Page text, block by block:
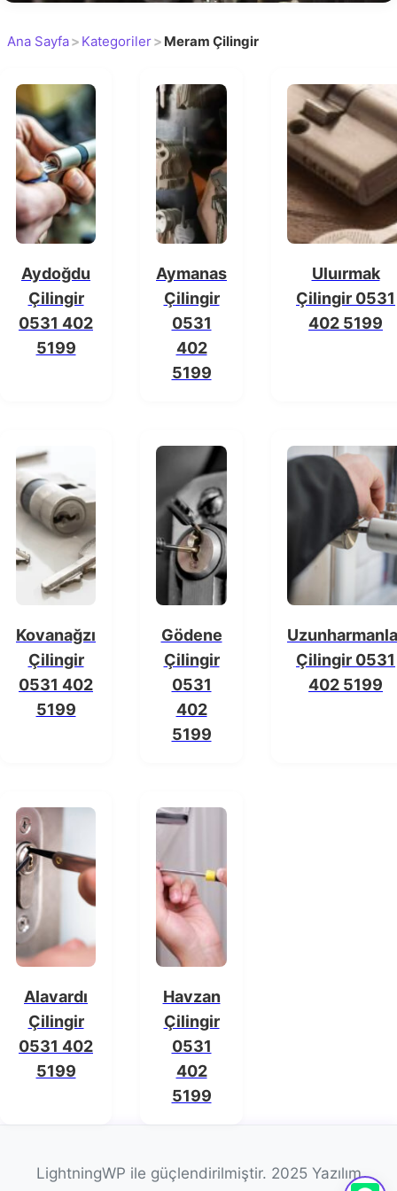
Ana Sayfa> Kategoriler> Meram Çilingir
Aydoğdu
Çilingir
0531 402
5199
Aymanas
Çilingir
0531
402
5199
Uluırmak
Çilingir 0531
402 5199
Kovanağzı
Çilingir
0531 402
5199
Gödene
Çilingir
0531
402
5199
Çilingir 0531
402 5199
Alavardı
Çilingir
0531 402
5199
Havzan
Çilingir
0531
402
5199
LightningWP ile güçlendirilmiştir. 2025 Yazılım